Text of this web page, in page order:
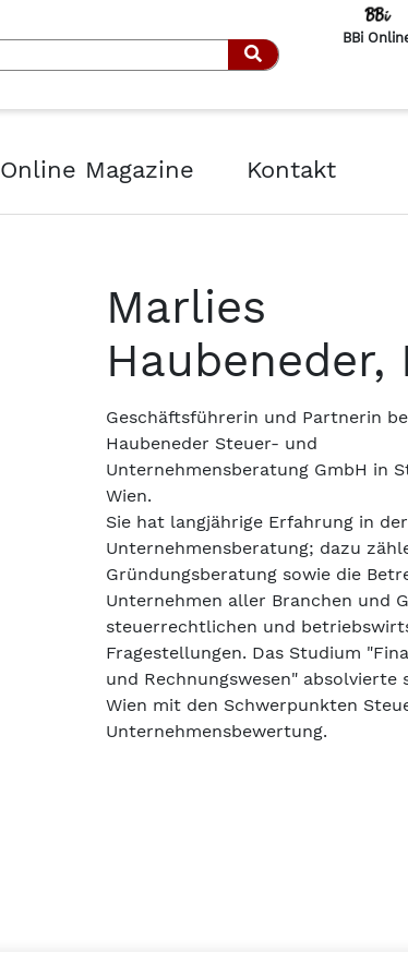
Suchen
BBi
Online Magazine Kontakt
Marlies
Haubeneder,
Geschäftsführerin und Partnerin
Haubeneder Steuer- und
Unternehmensberatung GmbH in
Wien.
Sie hat langjährige Erfahrung in
Unternehmensberatung; dazu
Gründungsberatung sowie die
Unternehmen aller Branchen und
steuerrechtlichen und
Fragestellungen. Das Studium
und Rechnungswesen" absolvierte
Wien mit den Schwerpunkten
Unternehmensbewertung.